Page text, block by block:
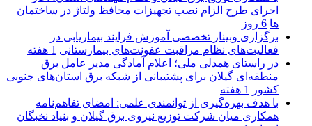
اجرای طرح الزام نصب تجهیزات محافظ ولتاژ در ساختمان
ها 6 روز
برگزاری وبینار تخصصی آموزش فرایند بیماریابی در
فعالیت‌های نظام مراقبت عفونت‌های بیمارستانی 1 هفته
در راستای همدلی ملی؛ اعلام آمادگی مدیر عامل برق
منطقه‌ای گیلان برای پشتیبانی از شبكه برق استان‌های جنوبی
كشور
1 هفته
با هدف بهره‌گیری از توانمندی علمی: امضای تفاهم‌نامه
همكاری میان شركت توزیع نیروی برق گیلان و بنیاد نخبگان